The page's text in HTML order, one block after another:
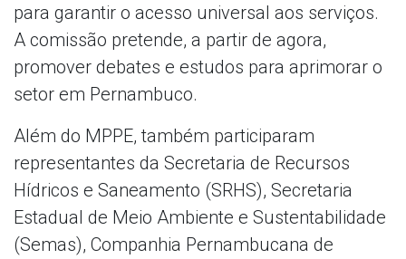
para garantir o acesso universal aos serviços.
A comissão pretende, a partir de agora,
promover debates e estudos para aprimorar o
setor em Pernambuco.
Além do MPPE, também participaram
representantes da Secretaria de Recursos
Hídricos e Saneamento (SRHS), Secretaria
Estadual de Meio Ambiente e Sustentabilidade
(Semas), Companhia Pernambucana de